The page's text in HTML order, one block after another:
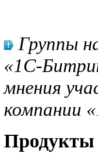
Группы
«1С-
мнения
компании
Продукты